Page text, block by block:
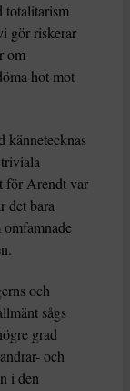
totalitarism
gör riskerar
om
hot mot
kännetecknas
för Arendt var
det bara
och
sågs
grad
och
i den